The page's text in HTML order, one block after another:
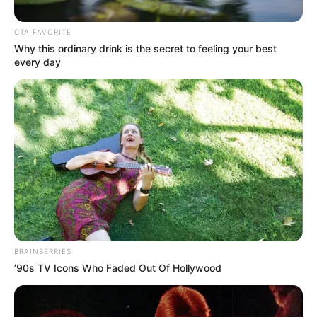
Alcaldía de Bogotá
Por:Héctor Santiago Guaman Espinosa
Agosto 13, 2020
CTA FAVORITE
Why this ordinary drink is the secret to feeling your best
every day
BRAINBERRIES
’90s TV Icons Who Faded Out Of Hollywood